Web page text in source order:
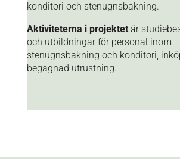
konditori och stenugnsbakning.
Aktiviteterna i projektetär
och utbildningar för personal inom
stenugnsbakning och konditori,
begagnad utrustning.